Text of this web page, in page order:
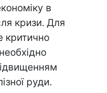
в
кризи. Для
критично
руди.